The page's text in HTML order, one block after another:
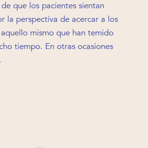
que los pacientes sientan
la perspectiva de acercar a los
mismo que han temido
tiempo. En otras ocasiones